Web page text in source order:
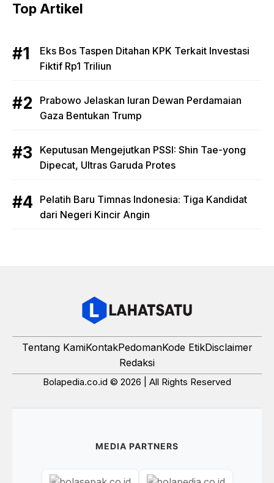
Top Artikel
Eks Bos Taspen Ditahan KPK Terkait Investasi
Fiktif Rp1 Triliun
Prabowo Jelaskan Iuran Dewan Perdamaian
Gaza Bentukan Trump
Keputusan Mengejutkan PSSI: Shin Tae-yong
Dipecat, Ultras Garuda Protes
Pelatih Baru Timnas Indonesia: Tiga Kandidat
dari Negeri Kincir Angin
Tentang KamiKontakPedomanKode EtikDisclaimer
Redaksi
Bolapedia.co.id © 2026 | All Rights Reserved
MEDIA PARTNERS